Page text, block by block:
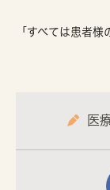
「すべては患者様
医